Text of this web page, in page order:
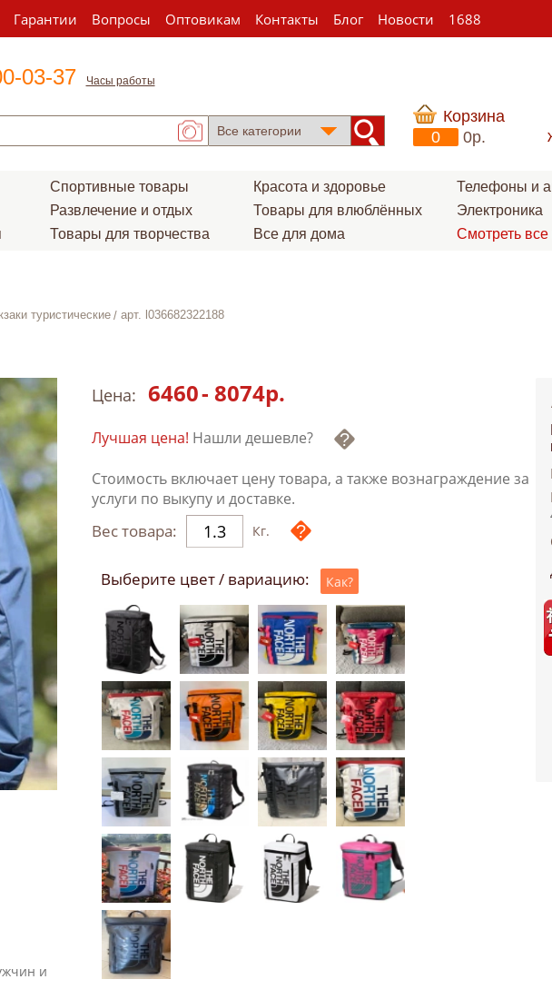
Гарантии Вопросы Оптовикам Контакты Блог Новости 1688
03-37 Часы работы
Корзина
0
0p.
Спортивные товары
Развлечение и отдых
Товары для творчества
Красота и здоровье
Товары для влюблённых
Все для дома
Телефоны и
Электроника
Смотреть все
туристические арт. l036682322188
и
Цена: 6460- 8074р.
Лучшая цена! Нашли дешевле?
Стоимость включает цену товара, а также вознаграждение за
услуги по выкупу и доставке.
Вес товара: Кг.
Выберите цвет / вариацию: Как?